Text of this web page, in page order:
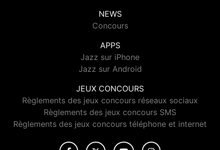
NEWS
Concours
APPS
Jazz sur iPhone
Jazz sur Android
JEUX CONCOURS
Règlements des jeux concours réseaux sociaux
Règlements des jeux concours SMS
Règlements des jeux concours téléphone et internet